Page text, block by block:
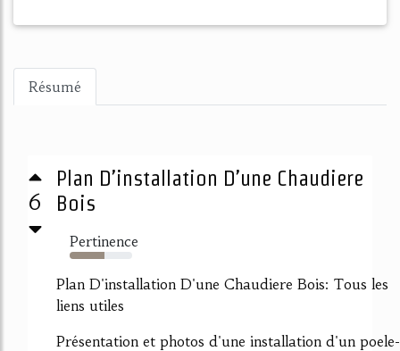
Résumé
6
Plan D’installation D’une Chaudiere
Bois
Pertinence
55%
Plan D'installation D'une Chaudiere Bois: Tous les
liens utiles
Présentation et photos d'une installation d'un poele-